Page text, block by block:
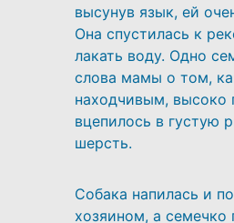
высунув язык, ей
Она спустилась к
лакать воду. Одно
слова мамы о том,
находчивым, высоко
вцепилось в густую
шерсть.
Собака напилась и
хозяином, а семечко